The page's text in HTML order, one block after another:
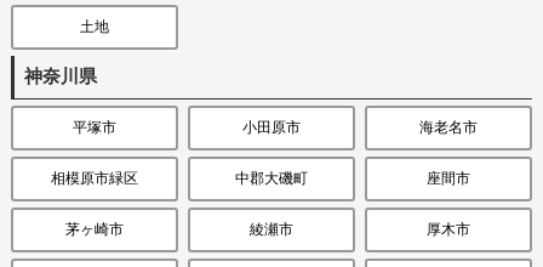
土地
神奈川県
平塚市 小田原市 海老名市
相模原市緑区 中郡大磯町 座間市
茅ヶ崎市 綾瀬市 厚木市